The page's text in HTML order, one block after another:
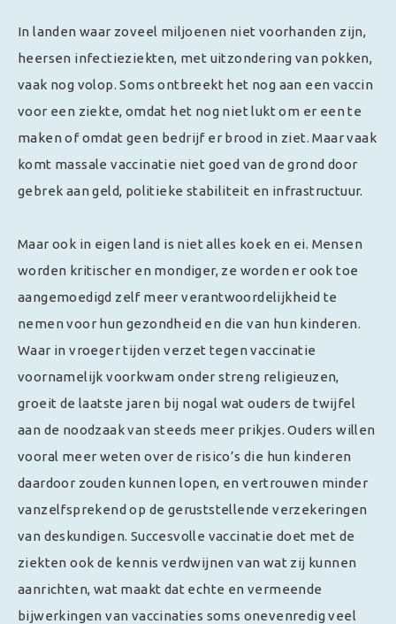
In landen waar zoveel miljoenen niet voorhanden zijn,
heersen infectieziekten, met uitzondering van pokken,
vaak nog volop. Soms ontbreekt het nog aan een vaccin
voor een ziekte, omdat het nog niet lukt om er een te
maken of omdat geen bedrijf er brood in ziet. Maar vaak
komt massale vaccinatie niet goed van de grond door
gebrek aan geld, politieke stabiliteit en infrastructuur.
Maar ook in eigen land is niet alles koek en ei. Mensen
worden kritischer en mondiger, ze worden er ook toe
aangemoedigd zelf meer verantwoordelijkheid te
nemen voor hun gezondheid en die van hun kinderen.
Waar in vroeger tijden verzet tegen vaccinatie
voornamelijk voorkwam onder streng religieuzen,
groeit de laatste jaren bij nogal wat ouders de twijfel
aan de noodzaak van steeds meer prikjes. Ouders willen
vooral meer weten over de risico’s die hun kinderen
daardoor zouden kunnen lopen, en vertrouwen minder
vanzelfsprekend op de geruststellende verzekeringen
van deskundigen. Succesvolle vaccinatie doet met de
ziekten ook de kennis verdwijnen van wat zij kunnen
aanrichten, wat maakt dat echte en vermeende
bijwerkingen van vaccinaties soms onevenredig veel